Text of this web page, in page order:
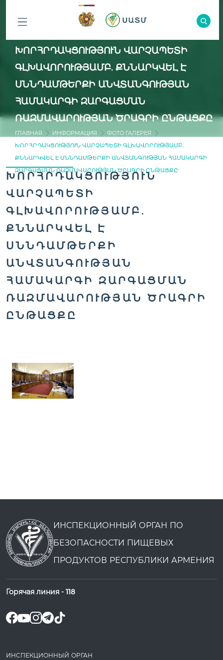
ԲՈԼՈՐ
ԲԱԺԻՆՆԵՐԸ
ԽՈՐՀՐԴԱԿՑՈՒԹՅՈՒՆ ՎԱՐՉԱՊԵՏԻ
ԳԼԽԱՎՈՐՈՒԹՅԱՄԲ. ՔՆՆԱՐԿՎԵԼ Է
ՍՆՆԴԱՄԹԵՐՔԻ ԱՆՎՏԱՆԳՈՒԹՅԱՆ
ՀԱՄԱԿԱՐԳԻ ԶԱՐԳԱՑՄԱՆ
ՌԱԶՄԱՎԱՐՈՒԹՅԱՆ ԾՐԱԳՐԻ ԸՆԹԱՑՔԸ
ГЛАВНАЯ ИНФОРМАЦИЯ
ФОТО ГАЛЕРЕЯ
ԽՈՐՀՐԴԱԿՑՈՒԹՅՈՒՆ ՎԱՐՉԱՊԵՏԻ ԳԼԽԱՎՈՐՈՒԹՅԱՄԲ.
ՔՆՆԱՐԿՎԵԼ Է ՍՆՆԴԱՄԹԵՐՔԻ ԱՆՎՏԱՆԳՈՒԹՅԱՆ ՀԱՄԱԿԱՐԳԻ
ԶԱՐԳԱՑՄԱՆ ՌԱԶՄԱՎԱՐՈՒԹՅԱՆ ԾՐԱԳՐԻ ԸՆԹԱՑՔԸ
ԽՈՐՀՐԴԱԿՑՈՒԹՅՈՒՆ
ՎԱՐՉԱՊԵՏԻ
ԳԼԽԱՎՈՐՈՒԹՅԱՄԲ.
ՔՆՆԱՐԿՎԵԼ Է
ՍՆՆԴԱՄԹԵՐՔԻ
ԱՆՎՏԱՆԳՈՒԹՅԱՆ
ՀԱՄԱԿԱՐԳԻ ԶԱՐԳԱՑՄԱՆ
ՌԱԶՄԱՎԱՐՈՒԹՅԱՆ ԾՐԱԳՐԻ
ԸՆԹԱՑՔԸ
ИНСПЕКЦИОННЫЙ ОРГАН ПО
БЕЗОПАСНОСТИ ПИЩЕВЫХ
ПРОДУКТОВ РЕСПУБЛИКИ АРМЕНИЯ
Горячая линия - 118
ИНСПЕКЦИОННЫЙ ОРГАН